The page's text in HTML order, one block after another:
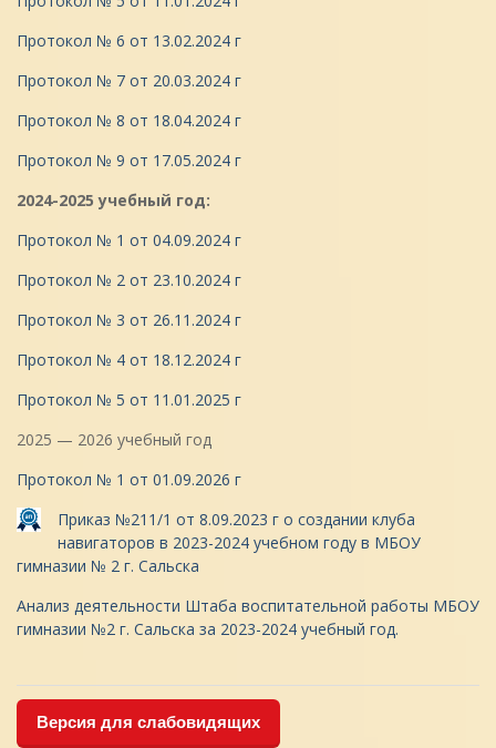
Протокол № 6 от 13.02.2024 г
Протокол № 7 от 20.03.2024 г
Протокол № 8 от 18.04.2024 г
Протокол № 9 от 17.05.2024 г
2024-2025 учебный год:
Протокол № 1 от 04.09.2024 г
Протокол № 2 от 23.10.2024 г
Протокол № 3 от 26.11.2024 г
Протокол № 4 от 18.12.2024 г
Протокол № 5 от 11.01.2025 г
2025 — 2026 учебный год
Протокол № 1 от 01.09.2026 г
Приказ №211/1 от 8.09.2023 г о создании клуба
навигаторов в 2023-2024 учебном году в МБОУ
гимназии № 2 г. Сальска
Анализ деятельности Штаба воспитательной работы МБОУ
гимназии №2 г. Сальска за 2023-2024 учебный год.
Версия для слабовидящих